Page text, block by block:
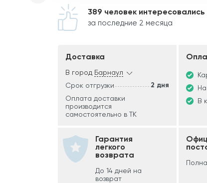
389 человек интересовались
за последние 2 месяца
Доставка
В город Барнаул
Срок отгрузки
2 дня
Оплата доставки
производится
самостоятельно в ТК
В
Гарантия
легкого
возврата
До 14 дней на
возврат